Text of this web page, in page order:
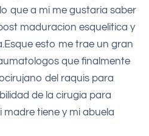
que a mi me gustaria saber
maduracion esquelitica y
esto me trae un gran
que finalmente
del raquis para
de la cirugia para
madre tiene y mi abuela